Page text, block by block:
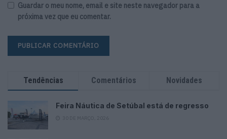
Guardar o meu nome, email e site neste navegador para a
próxima vez que eu comentar.
Tendências Comentários Novidades
Feira Náutica de Setúbal está de regresso